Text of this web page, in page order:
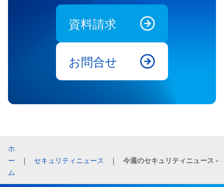
資料請求
お問合せ
ホ
ー
ム
｜ セキュリティニュース ｜ 今週のセキュリティニュース -